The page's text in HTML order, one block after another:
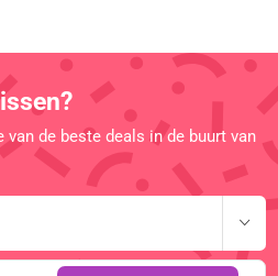
de beste deals in de buurt van